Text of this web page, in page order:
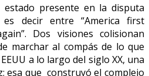
estado presente en la disputa
es decir entre “America first
Dos visiones colisionan
marchar al compás de lo que
a lo largo del siglo XX, una
esa que construyó el complejo